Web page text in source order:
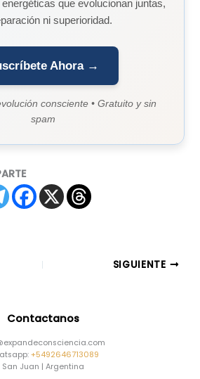
que evolucionan juntas,
ni superioridad.
Ahora →
consciente • Gratuito y sin
spam
SIGUIENTE
Contactanos
+5492646713089
San Juan | Argentina